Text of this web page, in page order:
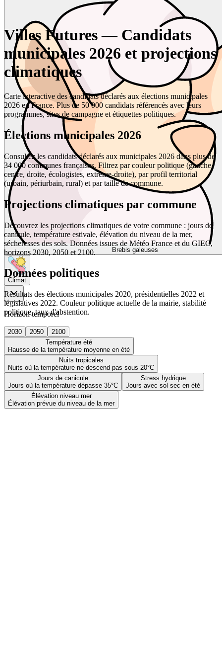
Brebis galeuses
Climat
Horizon temporel
2030 2050
2100
Température été
Hausse de la température moyenne en été
Nuits tropicales
Nuits où la température ne descend pas sous 20°C
Jours de canicule
Jours où la température dépasse 35°C
Stress hydrique
Jours avec sol sec en été
Élévation niveau mer
Élévation prévue du niveau de la mer
Villes Futures — Candidats
municipales 2026 et projections
climatiques
Carte interactive des candidats déclarés aux élections municipales
2026 en France. Plus de 50 000 candidats référencés avec leurs
programmes, sites de campagne et étiquettes politiques.
Élections municipales 2026
Consultez les candidats déclarés aux municipales 2026 dans plus de
34 000 communes françaises. Filtrez par couleur politique (gauche,
centre, droite, écologistes, extrême-droite), par profil territorial
(urbain, périurbain, rural) et par taille de commune.
Projections climatiques par commune
Découvrez les projections climatiques de votre commune : jours de
canicule, température estivale, élévation du niveau de la mer,
sécheresses des sols. Données issues de Météo France et du GIEC,
horizons 2030, 2050 et 2100.
Données politiques
Résultats des élections municipales 2020, présidentielles 2022 et
législatives 2022. Couleur politique actuelle de la mairie, stabilité
politique, taux d'abstention.